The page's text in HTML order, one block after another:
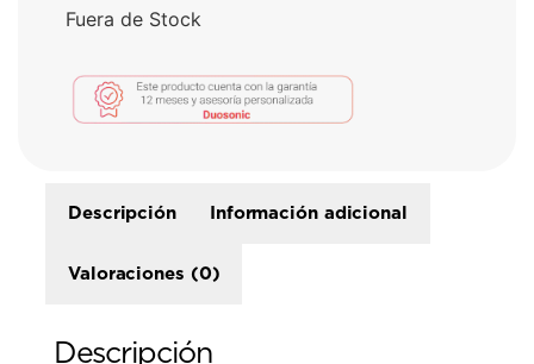
Fuera de Stock
Descripción Información adicional
Valoraciones (0)
Descripción